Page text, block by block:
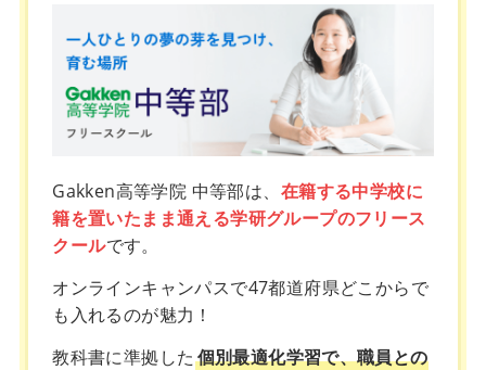
Gakken高等学院 中等部は、 在籍する中学校に
籍を置いたまま通える学研グループのフリース
クールです。
オンラインキャンパスで47都道府県どこからで
も入れるのが魅力！
教科書に準拠した 個別最適化学習で、職員との